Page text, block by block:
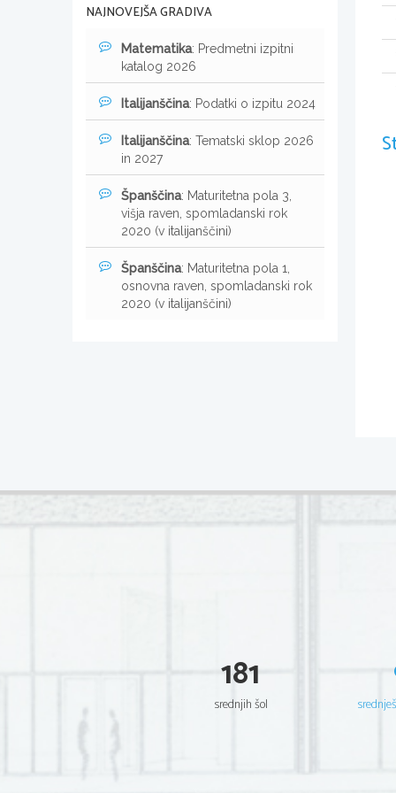
NAJNOVEJŠA GRADIVA
Matematika: Predmetni izpitni
katalog 2026
Italijanščina: Podatki o izpitu 2024
Italijanščina: Tematski sklop 2026
in 2027
Španščina: Maturitetna pola 3,
višja raven, spomladanski rok
2020 (v italijanščini)
Španščina: Maturitetna pola 1,
osnovna raven, spomladanski rok
2020 (v italijanščini)
181
srednjih šol